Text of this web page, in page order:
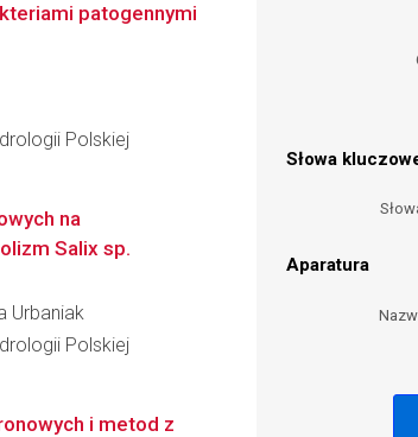
Słowa
Aparatura
patogennymi
Polskiej
na
Salix sp.
Urbaniak
Polskiej
i metod z